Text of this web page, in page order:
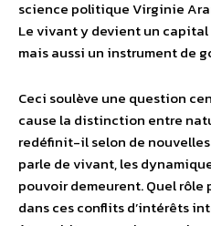
science politique Virginie
Le vivant y devient un
mais aussi un instrument de
Ceci soulève une question
cause la distinction entre
redéfinit-il selon de nouvelles
parle de vivant, les
pouvoir demeurent. Quel
dans ces conflits d’intérêts